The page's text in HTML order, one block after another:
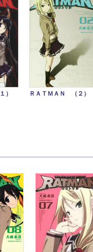
） ＲＡＴＭＡＮ （２）